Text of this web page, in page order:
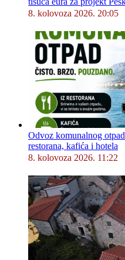
8. kolovoza 2026. 20:05
Odvoz komunalnog
restorana, kafića i hotela
8. kolovoza 2026. 11:22